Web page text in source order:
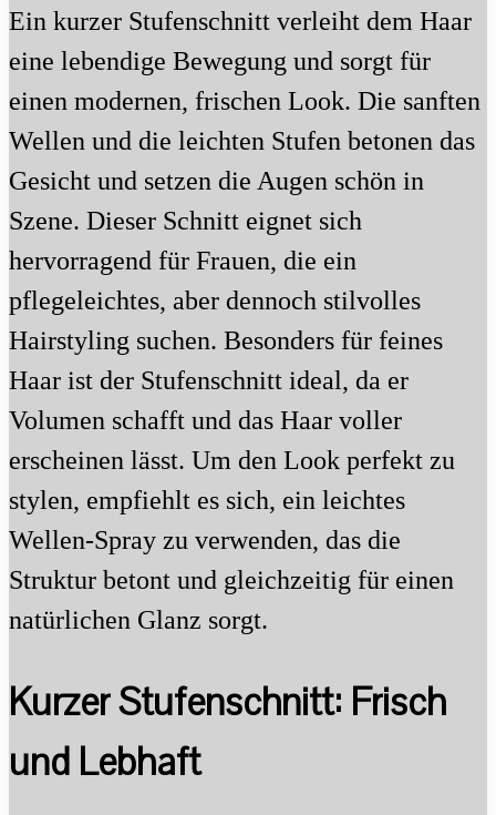
Ein kurzer Stufenschnitt verleiht dem Haar
eine lebendige Bewegung und sorgt für
einen modernen, frischen Look. Die sanften
Wellen und die leichten Stufen betonen das
Gesicht und setzen die Augen schön in
Szene. Dieser Schnitt eignet sich
hervorragend für Frauen, die ein
pflegeleichtes, aber dennoch stilvolles
Hairstyling suchen. Besonders für feines
Haar ist der Stufenschnitt ideal, da er
Volumen schafft und das Haar voller
erscheinen lässt. Um den Look perfekt zu
stylen, empfiehlt es sich, ein leichtes
Wellen-Spray zu verwenden, das die
Struktur betont und gleichzeitig für einen
natürlichen Glanz sorgt.
Kurzer Stufenschnitt: Frisch
und Lebhaft